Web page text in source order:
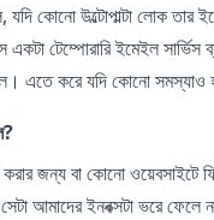
কোনো উল্টোপাল্টা লোক
টেম্পোরারি ইমেইল সার্ভিস
এতে করে যদি কোনো
জন্য বা কোনো
আমাদের ইনবক্সটা ভরে ফেলে